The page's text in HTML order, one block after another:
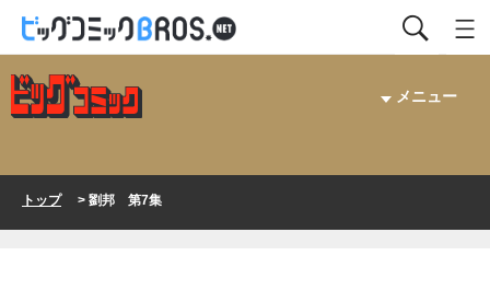
メニュー
トップ> 劉邦 第7集